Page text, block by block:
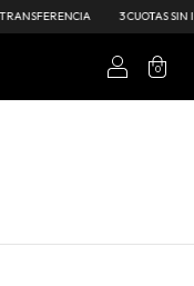
3 CUOTAS SIN
0